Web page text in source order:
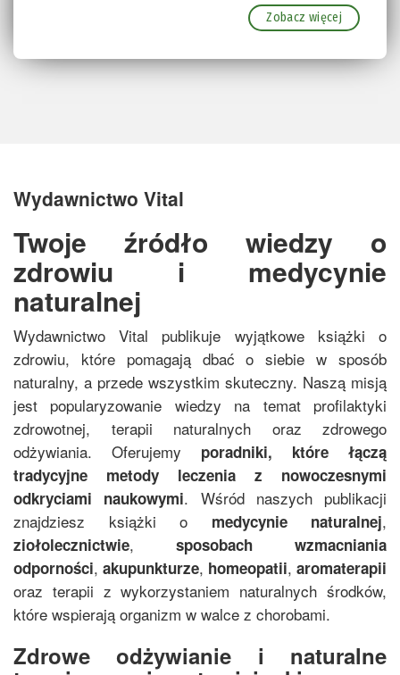
Zobacz więcej
Wydawnictwo Vital
Twoje źródło wiedzy o
zdrowiu i medycynie
naturalnej
Wydawnictwo Vital publikuje wyjątkowe książki o
zdrowiu, które pomagają dbać o siebie w sposób
naturalny, a przede wszystkim skuteczny. Naszą misją
jest popularyzowanie wiedzy na temat profilaktyki
zdrowotnej, terapii naturalnych oraz zdrowego
odżywiania. Oferujemy poradniki, które łączą
tradycyjne metody leczenia z nowoczesnymi
odkryciami naukowymi. Wśród naszych publikacji
znajdziesz książki o medycynie naturalnej,
ziołolecznictwie, sposobach wzmacniania
odporności, akupunkturze, homeopatii, aromaterapii
oraz terapii z wykorzystaniem naturalnych środków,
które wspierają organizm w walce z chorobami.
Zdrowe odżywianie i naturalne